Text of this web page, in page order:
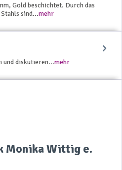
Gold beschichtet. Durch das
sind...mehr
und diskutieren...mehr
Monika Wittig e.